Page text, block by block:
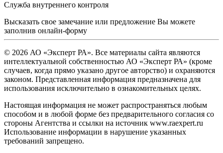
Служба внутреннего контроля
Высказать свое замечание или предложение Вы можете
заполнив онлайн-форму
© 2026 АО «Эксперт РА». Все материалы сайта являются
интеллектуальной собственностью АО «Эксперт РА» (кроме
случаев, когда прямо указано другое авторство) и охраняются
законом. Представленная информация предназначена для
использования исключительно в ознакомительных целях.
Настоящая информация не может распространяться любым
способом и в любой форме без предварительного согласия со
стороны Агентства и ссылки на источник www.raexpert.ru
Использование информации в нарушение указанных
требований запрещено.